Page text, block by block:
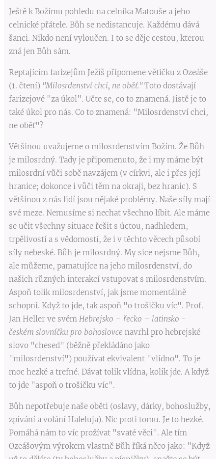
Ještě k Božímu pohledu na celníka Matouše a jeho
celnické přátele. Bůh se nedistancuje. Každému dává
šanci. Nikdo není vyloučen. I to se děje cestou, kterou
zná jen Bůh sám.
Reptajícím farizejům Ježíš připomene větičku z Ozeáše
(1. čtení) "Milosrdenství chci, ne oběť."Toto dostávají
farizejové "za úkol". Učte se, co to znamená. Jistě je to
také úkol pro nás. Co to znamená: "Milosrdenství chci,
ne oběť"?
Většinou uvažujeme o milosrdenstvím Božím. Že Bůh
je milosrdný. Tady je připomenuto, že i my máme být
milosrdní vůči sobě navzájem (v církvi, ale i přes její
hranice; dokonce i vůči těm na okraji, bez hranic). S
většinou z nás lidí jsou nějaké problémy. Naše síly mají
své meze. Nemusíme si nechat všechno líbit. Ale máme
se učit všechny situace řešit s úctou, nadhledem,
trpělivostí a s vědomostí, že i v těchto věcech působí
síly nebeské. Bůh je milosrdný. My sice nejsme Bůh,
ale můžeme, pamatujíce na jeho milosrdenství, do
našich různých interakcí vstupovat s milosrdenstvím.
Aspoň tolik milosrdenství, jak jsme momentálně
schopni. Když to jde, tak aspoň "o trošičku víc". Prof.
Jan Heller ve svém Hebrejsko – řecko – latinsko -
českém slovníčku pro bohoslovce navrhl pro hebrejské
slovo "chesed" (běžně překládáno jako
"milosrdenství") používat ekvivalent "vlídno". To je
moc hezké a trefné. Dávat tolik vlídna, kolik jde. A když
to jde "aspoň o trošičku víc".
Bůh nepotřebuje naše oběti (oslavy, dárky, bohoslužby,
zpívání a volání Haleluja). Nic proti tomu. Je to hezké.
Pomáhá nám to víc prožívat "svaté věci". Ale tím
Ozeášovým výrokem vlastně Bůh říká něco jako: "Když